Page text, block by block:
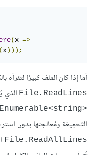
(x =>
(x)));
أما إذا كان الملف كبيرًا لتقرأه
File.ReadLines الذي
التَجمِيعَة ومُعالجتها بدون
File.ReadAllLines